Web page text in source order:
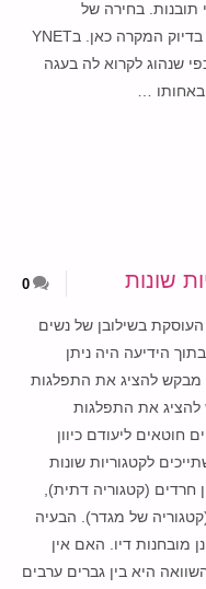
תובנות. בחירה של
ויזואליזציה לא נכונה עושה את ההפך, וזה בדיוק המקרה כאן. בYNET
שנהוג לקרוא לה בעגה
שונות 0
בשילובן של נשים
הידיעה היה ניתן
מבקש להציג את התפלגות
להציג את התפלגות
חוטאים ליעודם כיוון
לקטגוריות שונות
חרדים (קטגוריה דתית),
של מגדר). הבעיה
מובחנות דיו. האם אין
היא בין גברים ערבים